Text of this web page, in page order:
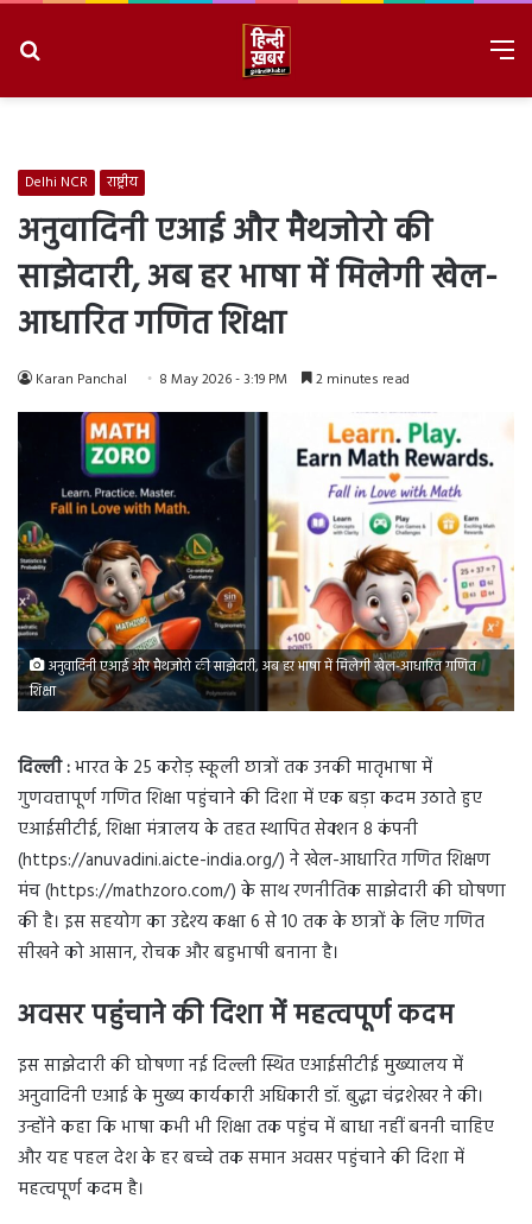
Delhi NCR राष्ट्रीय
अनुवादिनी एआई और मैथजोरो की
साझेदारी, अब हर भाषा में मिलेगी खेल-
आधारित गणित शिक्षा
Karan Panchal 8 May 2026 - 3:19 PM 2 minutes read
अनुवादिनी एआई और मैथजोरो की साझेदारी, अब हर भाषा में मिलेगी खेल-आधारित गणित
शिक्षा
दिल्ली :भारत के 25 करोड़ स्कूली छात्रों तक उनकी मातृभाषा में
गुणवत्तापूर्ण गणित शिक्षा पहुंचाने की दिशा में एक बड़ा कदम उठाते हुए
एआईसीटीई, शिक्षा मंत्रालय के तहत स्थापित सेक्शन 8 कंपनी
(https://anuvadini.aicte-india.org/) ने खेल-आधारित गणित शिक्षण
मंच (https://mathzoro.com/) के साथ रणनीतिक साझेदारी की घोषणा
की है। इस सहयोग का उद्देश्य कक्षा 6 से 10 तक के छात्रों के लिए गणित
सीखने को आसान, रोचक और बहुभाषी बनाना है।
अवसर पहुंचाने की दिशा में महत्वपूर्ण कदम
इस साझेदारी की घोषणा नई दिल्ली स्थित एआईसीटीई मुख्यालय में
अनुवादिनी एआई के मुख्य कार्यकारी अधिकारी डॉ. बुद्धा चंद्रशेखर ने की।
उन्होंने कहा कि भाषा कभी भी शिक्षा तक पहुंच में बाधा नहीं बननी चाहिए
और यह पहल देश के हर बच्चे तक समान अवसर पहुंचाने की दिशा में
महत्वपूर्ण कदम है।